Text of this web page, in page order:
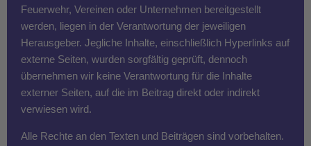
Feuerwehr, Vereinen oder Unternehmen bereitgestellt
werden, liegen in der Verantwortung der jeweiligen
Herausgeber. Jegliche Inhalte, einschließlich Hyperlinks auf
externe Seiten, wurden sorgfältig geprüft, dennoch
übernehmen wir keine Verantwortung für die Inhalte
externer Seiten, auf die im Beitrag direkt oder indirekt
verwiesen wird.
Alle Rechte an den Texten und Beiträgen sind vorbehalten.